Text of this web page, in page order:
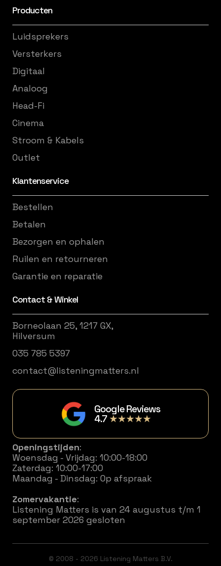
Producten
Luidsprekers
Versterkers
Digitaal
Analoog
Head-Fi
Cinema
Stroom & Kabels
Outlet
Klantenservice
Bestellen
Betalen
Bezorgen en ophalen
Ruilen en retourneren
Garantie en reparatie
Contact & Winkel
Borneolaan 25, 1217 GX,
Hilversum
035 785 5397
contact@listeningmatters.nl
Google Reviews
4.7★★★★★
Openingstijden:
Woensdag - Vrijdag: 10:00-18:00
Zaterdag: 10:00-17:00
Maandag - Dinsdag: Op afspraak
Zomervakantie:
Listening Matters is van 24 augustus t/m 1
september 2026 gesloten
© 2008 - 2026 Listening Matters B.V.